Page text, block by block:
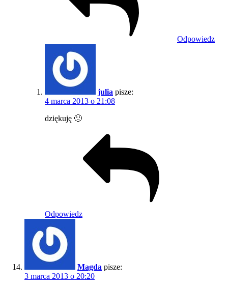
Odpowiedz
julia pisze:
4 marca 2013 o 21:08
dziękuję 🙂
Odpowiedz
Magda pisze:
3 marca 2013 o 20:20